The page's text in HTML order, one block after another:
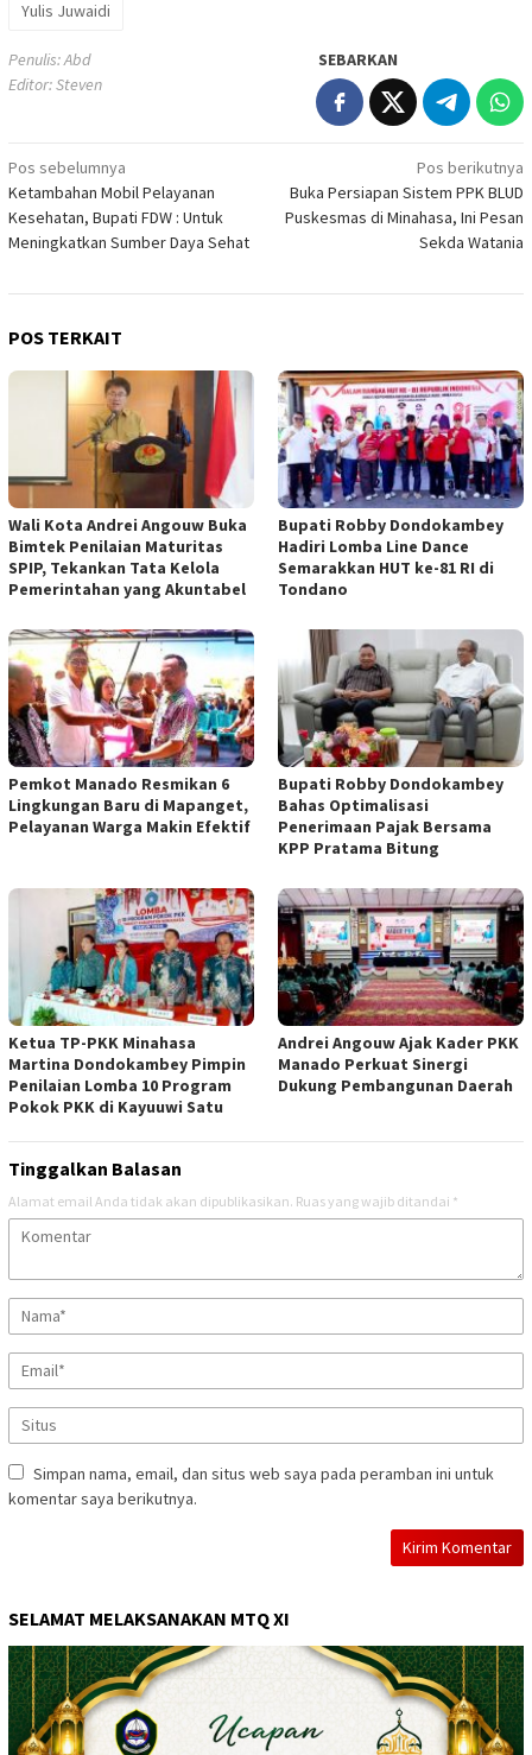
Yulis Juwaidi
Penulis: Abd
Editor: Steven
SEBARKAN
Navigasi
pos
Pos sebelumnya
Ketambahan Mobil Pelayanan
Kesehatan, Bupati FDW : Untuk
Meningkatkan Sumber Daya Sehat
Pos berikutnya
Buka Persiapan Sistem PPK BLUD
Puskesmas di Minahasa, Ini Pesan
Sekda Watania
POS TERKAIT
Wali Kota Andrei Angouw Buka
Bimtek Penilaian Maturitas
SPIP, Tekankan Tata Kelola
Pemerintahan yang Akuntabel
Bupati Robby Dondokambey
Hadiri Lomba Line Dance
Semarakkan HUT ke-81 RI di
Tondano
Pemkot Manado Resmikan 6
Lingkungan Baru di Mapanget,
Pelayanan Warga Makin Efektif
Bupati Robby Dondokambey
Bahas Optimalisasi
Penerimaan Pajak Bersama
KPP Pratama Bitung
Ketua TP-PKK Minahasa
Martina Dondokambey Pimpin
Penilaian Lomba 10 Program
Pokok PKK di Kayuuwi Satu
Andrei Angouw Ajak Kader PKK
Manado Perkuat Sinergi
Dukung Pembangunan Daerah
Tinggalkan Balasan
Alamat email Anda tidak akan dipublikasikan. Ruas yang wajib ditandai *
Simpan nama, email, dan situs web saya pada peramban ini untuk
komentar saya berikutnya.
SELAMAT MELAKSANAKAN MTQ XI